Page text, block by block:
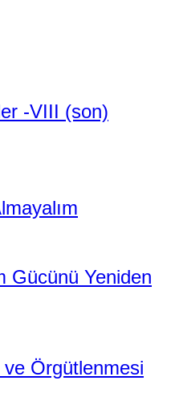
-VIII (son)
Gücünü Yeniden
ve Örgütlenmesi